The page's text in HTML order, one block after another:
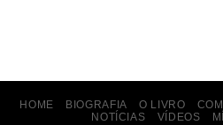
HOME BIOGRAFIA O LIVRO
NOTÍCIAS
VÍDEOS